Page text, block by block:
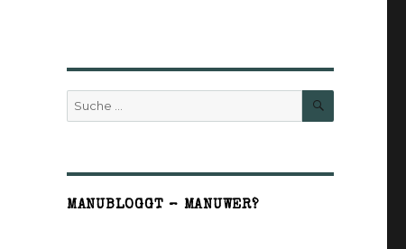
Suche
nach:
SUCHE
MANUBLOGGT – MANUWER?